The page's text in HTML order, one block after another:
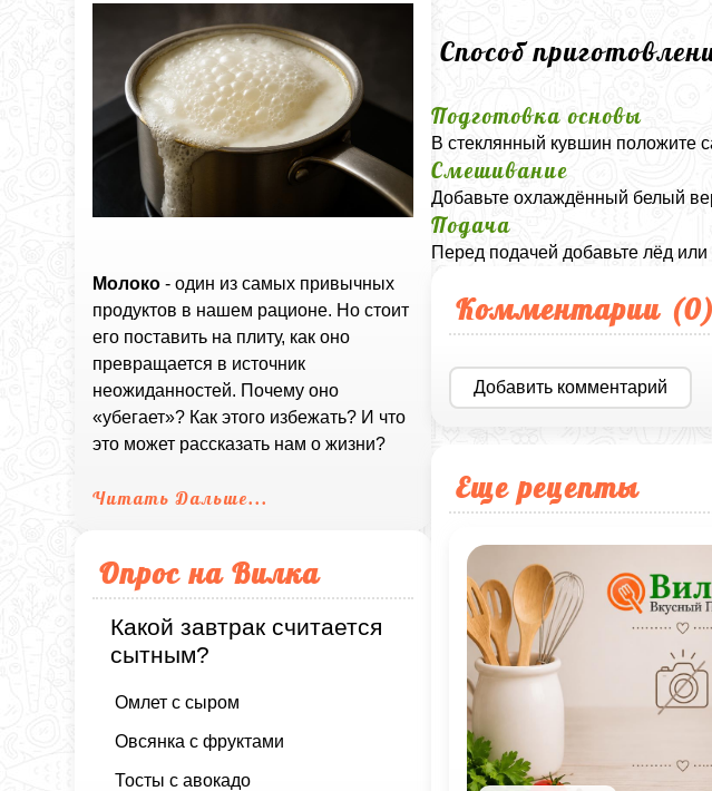
Молоко - один из самых привычных
продуктов в нашем рационе. Но стоит
его поставить на плиту, как оно
превращается в источник
неожиданностей. Почему оно
«убегает»? Как этого избежать? И что
это может рассказать нам о жизни?
Читать Дальше...
Опрос на Вилка
Какой завтрак считается
сытным?
Омлет с сыром
Овсянка с фруктами
Тосты с авокадо
Способ
Подготовка основы
В стеклянный кувшин положите
Смешивание
Добавьте охлаждённый белый
Подача
Перед подачей добавьте лёд
Комментарии (0)
Добавить комментарий
Еще рецепты